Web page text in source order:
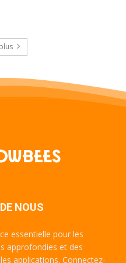
NOUS
essentielle pour les
approfondies et des
applications. Connectez-